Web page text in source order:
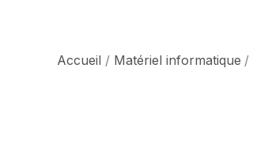
Accueil Matériel informatique